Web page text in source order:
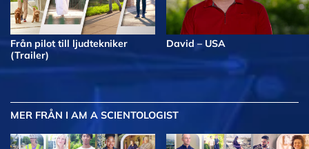
Från pilot till ljudtekniker
(Trailer)
David – USA
MER FRÅN I AM A SCIENTOLOGIST